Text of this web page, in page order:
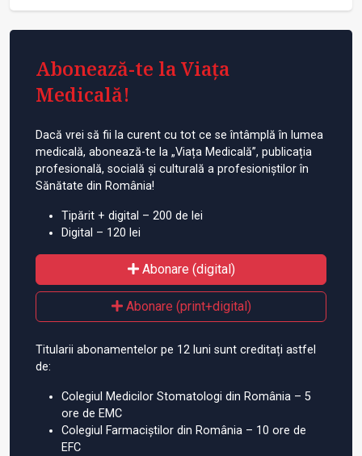
Abonează-te la Viața
Medicală!
Dacă vrei să fii la curent cu tot ce se întâmplă în lumea
medicală, abonează-te la „Viața Medicală”, publicația
profesională, socială și culturală a profesioniștilor în
Sănătate din România!
Tipărit + digital – 200 de lei
Digital – 120 lei
Abonare (digital)
Abonare (print+digital)
Titularii abonamentelor pe 12 luni sunt creditați astfel
de:
Colegiul Medicilor Stomatologi din România – 5
ore de EMC
Colegiul Farmaciștilor din România – 10 ore de
EFC